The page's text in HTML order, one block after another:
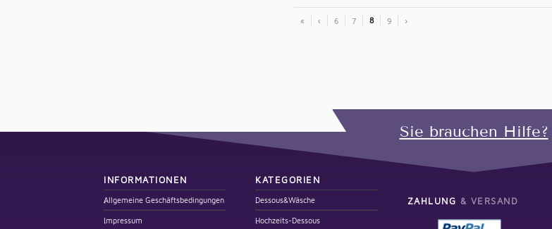
« ‹ 6 7 8 9 ›
Sie brauchen Hilfe?
INFORMATIONEN
Allgemeine Geschäftsbedingungen
Impressum
KATEGORIEN
Dessous&Wäsche
Hochzeits-Dessous
ZAHLUNG & VERSAND